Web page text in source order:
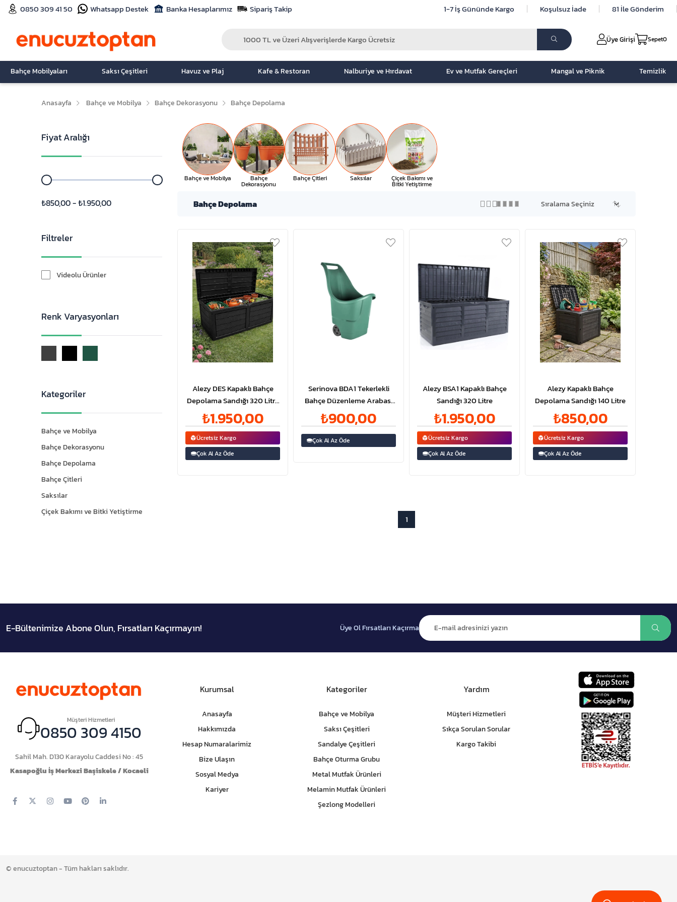
0850 309 41 50 Whatsapp Destek Banka Hesaplarımız Sipariş Takip 1-7 İş Gününde Kargo Koşulsuz İade 81 İle Gönderim
Üye Girişi Sepet0
Bahçe Mobilyaları Saksı Çeşitleri Havuz ve Plaj Kafe & Restoran Nalburiye ve Hırdavat Ev ve Mutfak Gereçleri Mangal ve Piknik Temizlik
Anasayfa Bahçe ve Mobilya Bahçe Dekorasyonu Bahçe Depolama
Fiyat Aralığı
₺850,00 - ₺1.950,00
Filtreler
Videolu Ürünler
Renk Varyasyonları
Kategoriler
Bahçe ve Mobilya
Bahçe Dekorasyonu
Bahçe Depolama
Bahçe Çitleri
Saksılar
Çiçek Bakımı ve Bitki Yetiştirme
Bahçe ve Mobilya Bahçe
Dekorasyonu
Bahçe Çitleri Saksılar Çiçek Bakımı ve
Bitki Yetiştirme
Bahçe Depolama
Alezy DES Kapaklı Bahçe
Depolama Sandığı 320 Litre
| ID6417
₺1.950,00
Ücretsiz Kargo
Çok Al Az Öde
Serinova BDA1 Tekerlekli
Bahçe Düzenleme Arabası
50 L | ID5768
₺900,00
Çok Al Az Öde
Alezy BSA1 Kapaklı Bahçe
Sandığı 320 Litre
₺1.950,00
Ücretsiz Kargo
Çok Al Az Öde
Alezy Kapaklı Bahçe
Depolama Sandığı 140 Litre
₺850,00
Ücretsiz Kargo
Çok Al Az Öde
1
E-Bültenimize Abone Olun, Fırsatları Kaçırmayın! Üye Ol Fırsatları Kaçırma
Müşteri Hizmetleri
0850 309 4150
Sahil Mah. D130 Karayolu Caddesi No : 45
Kasapoğlu İş Merkezi Başiskele / Kocaeli
Kurumsal
Anasayfa
Hakkımızda
Hesap Numaralarimiz
Bize Ulaşın
Sosyal Medya
Kariyer
Kategoriler
Bahçe ve Mobilya
Saksı Çeşitleri
Sandalye Çeşitleri
Bahçe Oturma Grubu
Metal Mutfak Ürünleri
Melamin Mutfak Ürünleri
Şezlong Modelleri
Yardım
Müşteri Hizmetleri
Sıkça Sorulan Sorular
Kargo Takibi
© enucuztoptan - Tüm hakları saklıdır.